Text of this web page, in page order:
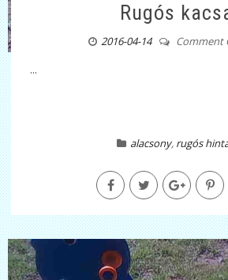
Rugós
2016-04-14 Comment
...
alacsony, rugós